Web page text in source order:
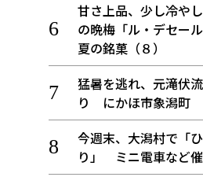
甘さ上品、少し冷や
の晩梅「ル・デセー
夏の銘菓（８）
猛暑を逃れ、元滝伏
り にかほ市象潟町
今週末、大潟村で「
り」 ミニ電車など